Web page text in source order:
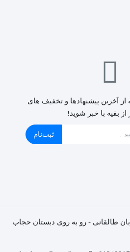
از آخرین پیشنهادها و تخفیف های
از بقیه با خبر شوید!
ثبت‌نام
طالقانی - رو به روی دبستان حجاب